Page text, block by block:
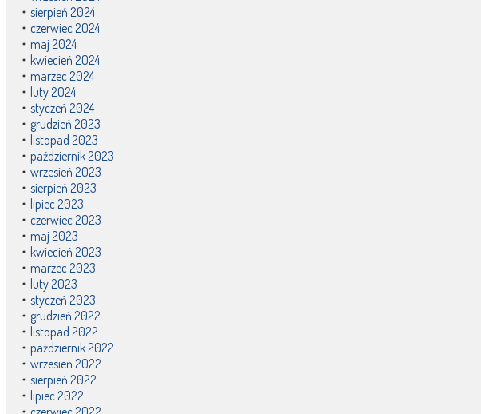
sierpień 2024
czerwiec 2024
maj 2024
kwiecień 2024
marzec 2024
luty 2024
styczeń 2024
grudzień 2023
listopad 2023
październik 2023
wrzesień 2023
sierpień 2023
lipiec 2023
czerwiec 2023
maj 2023
kwiecień 2023
marzec 2023
luty 2023
styczeń 2023
grudzień 2022
listopad 2022
październik 2022
wrzesień 2022
sierpień 2022
lipiec 2022